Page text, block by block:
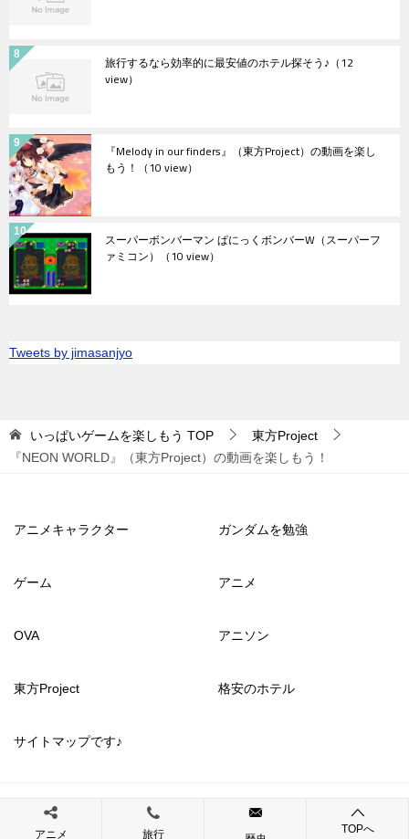
旅行するなら効率的に最安値のホテル探そう♪ （12
view）
『Melody in our finders』（東方Project）の動画を楽し
もう！ （10 view）
スーパーボンバーマン ぱにっくボンバーW（スーパーフ
ァミコン） （10 view）
Tweets by jimasanjyo
いっぱいゲームを楽しもう TOP
東方Project
『NEON WORLD』（東方Project）の動画を楽しもう！
アニメキャラクター ガンダムを勉強
ゲーム アニメ
OVA アニソン
東方Project 格安のホテル
サイトマップです♪
© 2017 いっぱいゲームを楽しもう
アニメ 旅行 TOPへ